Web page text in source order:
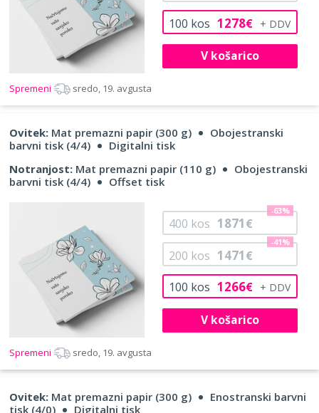
100 kos 1278€
V košarico
Spremeni sredo, 19. avgusta
Ovitek: Mat premazni papir (300 g)
Obojestranski
barvni tisk (4/4)
Digitalni tisk
Notranjost: Mat premazni papir (110 g)
Obojestranski
barvni tisk (4/4)
Offset tisk
100 kos 1266€
200 kos 1471€
-41%
400 kos 1871€
-63%
V košarico
Spremeni sredo, 19. avgusta
Ovitek: Mat premazni papir (300 g)
Enostranski barvni
tisk (4/0)
Digitalni tisk